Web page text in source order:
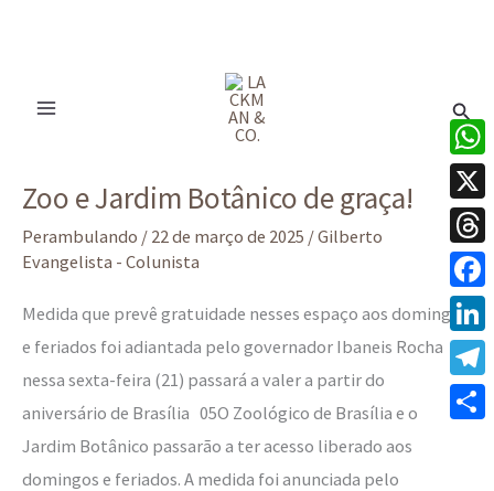
Zoo e Jardim Botânico de graça!
Perambulando / 22 de março de 2025 /Gilberto
Evangelista - Colunista
Medida que prevê gratuidade nesses espaço aos domingos
e feriados foi adiantada pelo governador Ibaneis Rocha
nessa sexta-feira (21) passará a valer a partir do
aniversário de Brasília 05O Zoológico de Brasília e o
Jardim Botânico passarão a ter acesso liberado aos
domingos e feriados. A medida foi anunciada pelo
e
Jardim
Botânico
X